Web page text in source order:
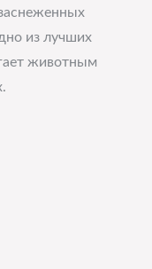
из лучших
животным